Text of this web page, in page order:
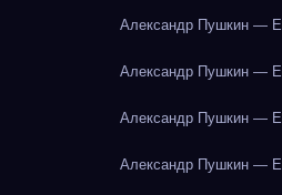
Александр Пушкин —
Александр Пушкин —
Александр Пушкин —
Александр Пушкин —